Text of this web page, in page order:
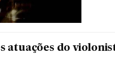
atuações do